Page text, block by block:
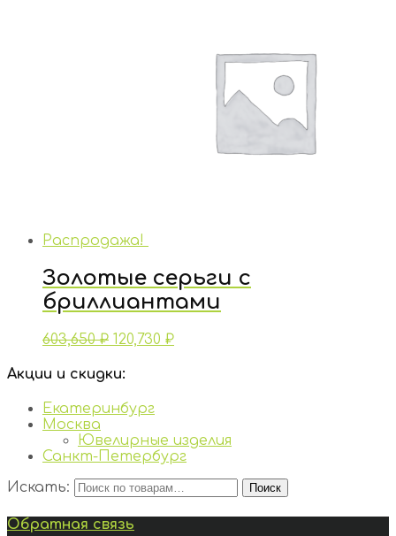
Распродажа!
Золотые серьги с
бриллиантами
603,650₽ 120,730 ₽
Акции и скидки:
Екатеринбург
Москва
Ювелирные изделия
Санкт-Петербург
Искать:
Поиск
Обратная связь